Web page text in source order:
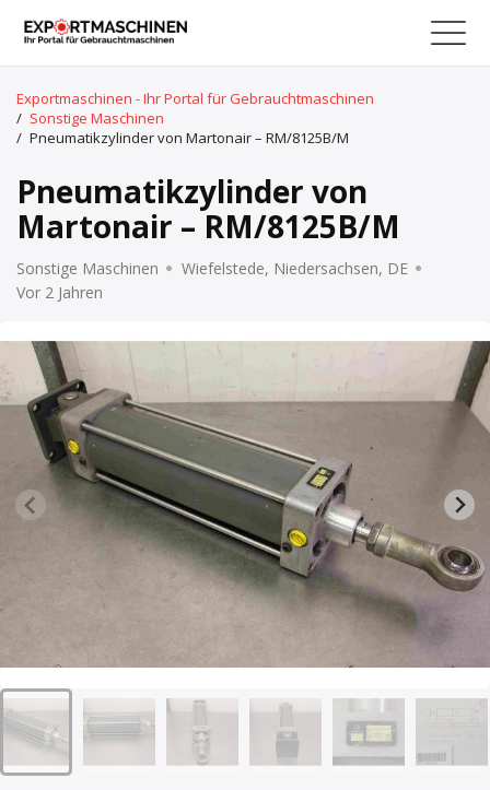
Exportmaschinen - Ihr Portal für Gebrauchtmaschinen
/ Sonstige Maschinen
/ Pneumatikzylinder von Martonair – RM/8125B/M
Pneumatikzylinder von
Martonair – RM/8125B/M
Sonstige Maschinen
Wiefelstede, Niedersachsen, DE
Vor 2 Jahren